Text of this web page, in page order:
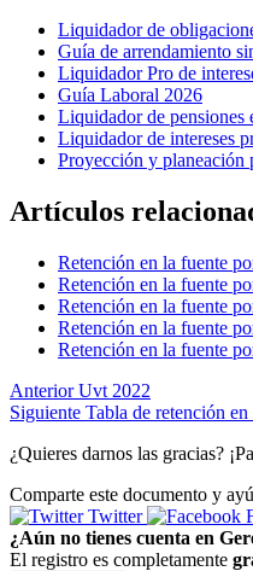
Liquidador de
Guía de arrendamiento
Liquidador Pro de
Guía Laboral 2026
Liquidador de pensiones
Liquidador de intereses
Proyección y planeación
Artículos
Retención en la fuente
Retención en la fuente
Retención en la fuente
Retención en la fuente
Retención en la fuente
Anterior Uvt 2022
Siguiente Tabla de retención
¿Quieres darnos las gracias?
Comparte este documento y
Twitter
¿Aún no tienes cuenta en
El registro es completamente